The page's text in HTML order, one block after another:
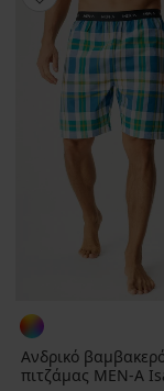
Ανδρικό
πιτζάμας MEN-A